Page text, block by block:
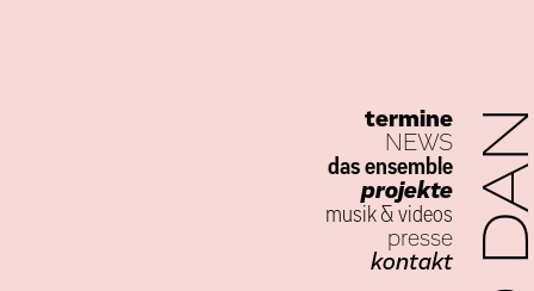
termine
NEWS
das ensemble
projekte
musik& videos
presse
kontakt